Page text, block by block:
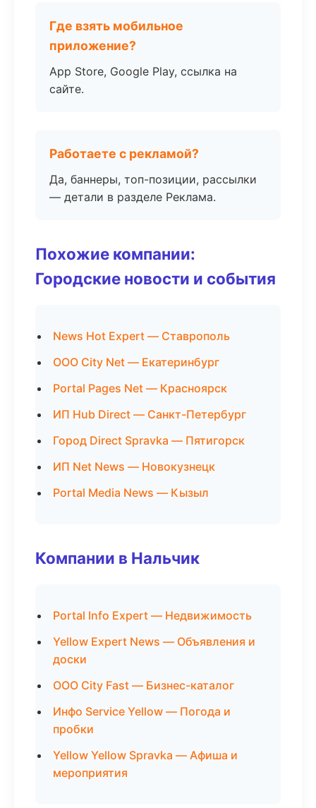
Где взять мобильное
приложение?
App Store, Google Play, ссылка на
сайте.
Работаете с рекламой?
Да, баннеры, топ-позиции, рассылки
— детали в разделе Реклама.
Похожие компании:
Городские новости и события
News Hot Expert — Ставрополь
ООО City Net — Екатеринбург
Portal Pages Net — Красноярск
ИП Hub Direct — Санкт-Петербург
Город Direct Spravka — Пятигорск
ИП Net News — Новокузнецк
Portal Media News — Кызыл
Компании в Нальчик
Portal Info Expert — Недвижимость
Yellow Expert News — Объявления и
доски
ООО City Fast — Бизнес-каталог
Инфо Service Yellow — Погода и
пробки
Yellow Yellow Spravka — Афиша и
мероприятия